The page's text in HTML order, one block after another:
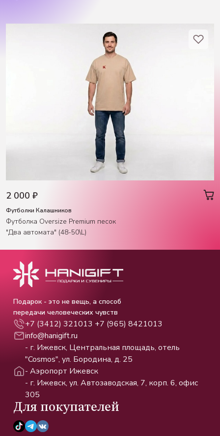
2 000 ₽
Футболки Калашников
Футболка Oversize Premium песок
"Два автомата" (48-50\L)
Подарок - это не вещь, а способ
передачи человеческих чувств
+7 (3412) 321013 +7 (965) 8421013
info@hanigift.ru
- г. Ижевск, Центральная площадь, отель
"Cosmos", ул. Бородина, д. 25
- Аэропорт Ижевск
- г. Ижевск, ул. Автозаводская, 7, корп. 6, офис
305
Для покупателей